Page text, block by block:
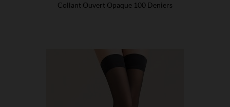
Collant Ouvert Opaque 100 Deniers